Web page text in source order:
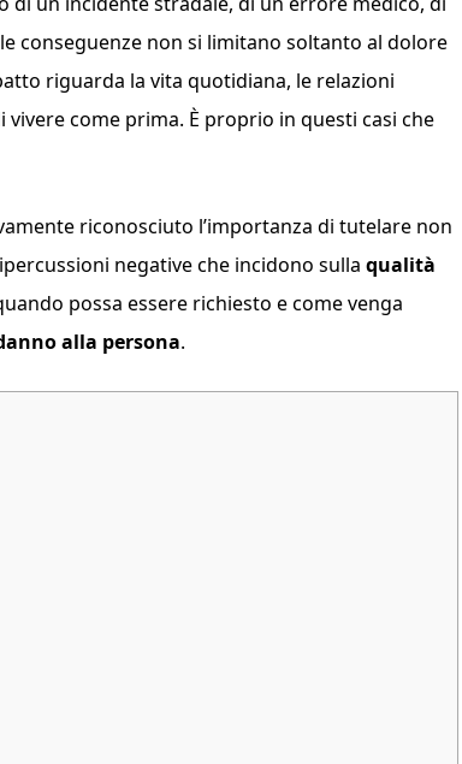
conseguenze non si limitano soltanto al dolore
riguarda la vita quotidiana, le relazioni
come prima. È proprio in questi casi che
riconosciuto l’importanza di tutelare non
negative che incidono sulla qualità
possa essere richiesto e come venga
alla persona.